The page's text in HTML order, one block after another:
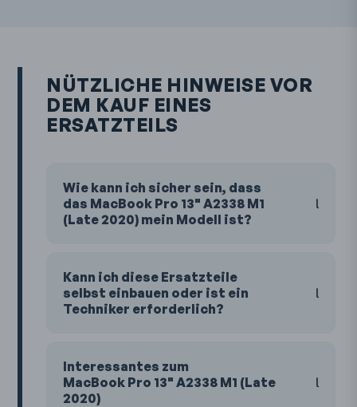
NÜTZLICHE HINWEISE VOR
DEM KAUF EINES
ERSATZTEILS
Wie kann ich sicher sein, dass
das MacBook Pro 13" A2338 M1
(Late 2020) mein Modell ist?
Kann ich diese Ersatzteile
selbst einbauen oder ist ein
Techniker erforderlich?
Interessantes zum
MacBook Pro 13" A2338 M1 (Late
2020)